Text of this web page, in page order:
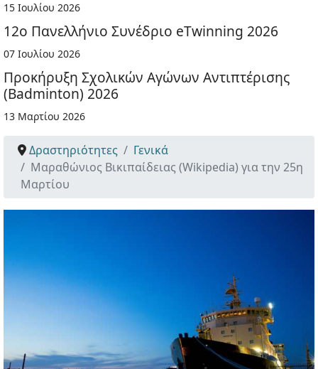
15 Ιουλίου 2026
12ο Πανελλήνιο Συνέδριο eTwinning 2026
07 Ιουλίου 2026
Προκήρυξη Σχολικών Αγώνων Αντιπτέρισης
(Badminton) 2026
13 Μαρτίου 2026
Δραστηριότητες
Γενικά
Μαραθώνιος Βικιπαίδειας (Wikipedia) για την 25η
Μαρτίου